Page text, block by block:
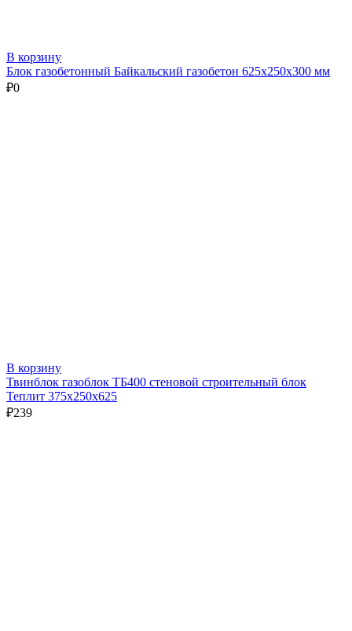
В корзину
Блок газобетонный Байкальский газобетон 625х250х300 мм
₽0
В корзину
Твинблок газоблок ТБ400 стеновой строительный блок
Теплит 375х250х625
₽239